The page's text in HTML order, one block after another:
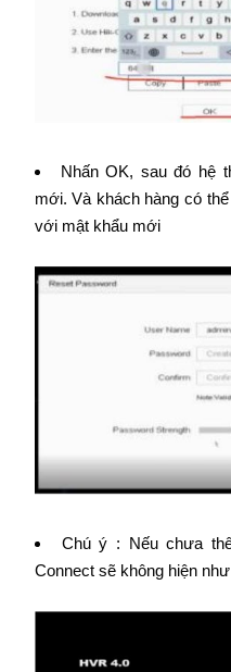
Nhấn OK, sau đó hệ
mới. Và khách hàng có
với mật khẩu mới
Chú ý : Nếu chưa
Connect sẽ không hiện